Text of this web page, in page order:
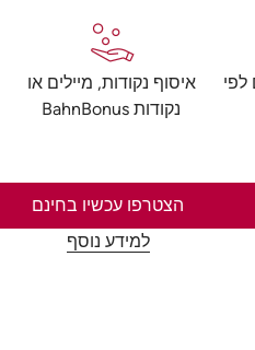
איסוף נקודות, מיילים או
נקודות BahnBonus
הצטרפו עכשיו בחינם
למידע נוסף